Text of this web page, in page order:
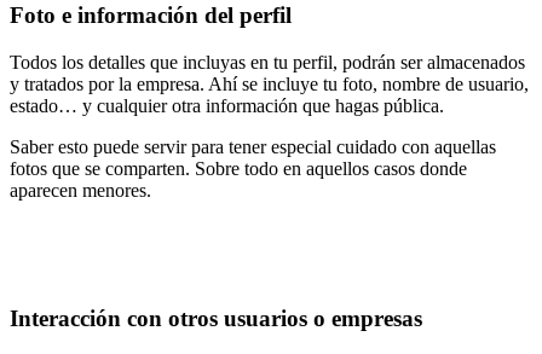
Foto e información del perfil
Todos los detalles que incluyas en tu perfil, podrán ser almacenados
y tratados por la empresa. Ahí se incluye tu foto, nombre de usuario,
estado… y cualquier otra información que hagas pública.
Saber esto puede servir para tener especial cuidado con aquellas
fotos que se comparten. Sobre todo en aquellos casos donde
aparecen menores.
Interacción con otros usuarios o empresas